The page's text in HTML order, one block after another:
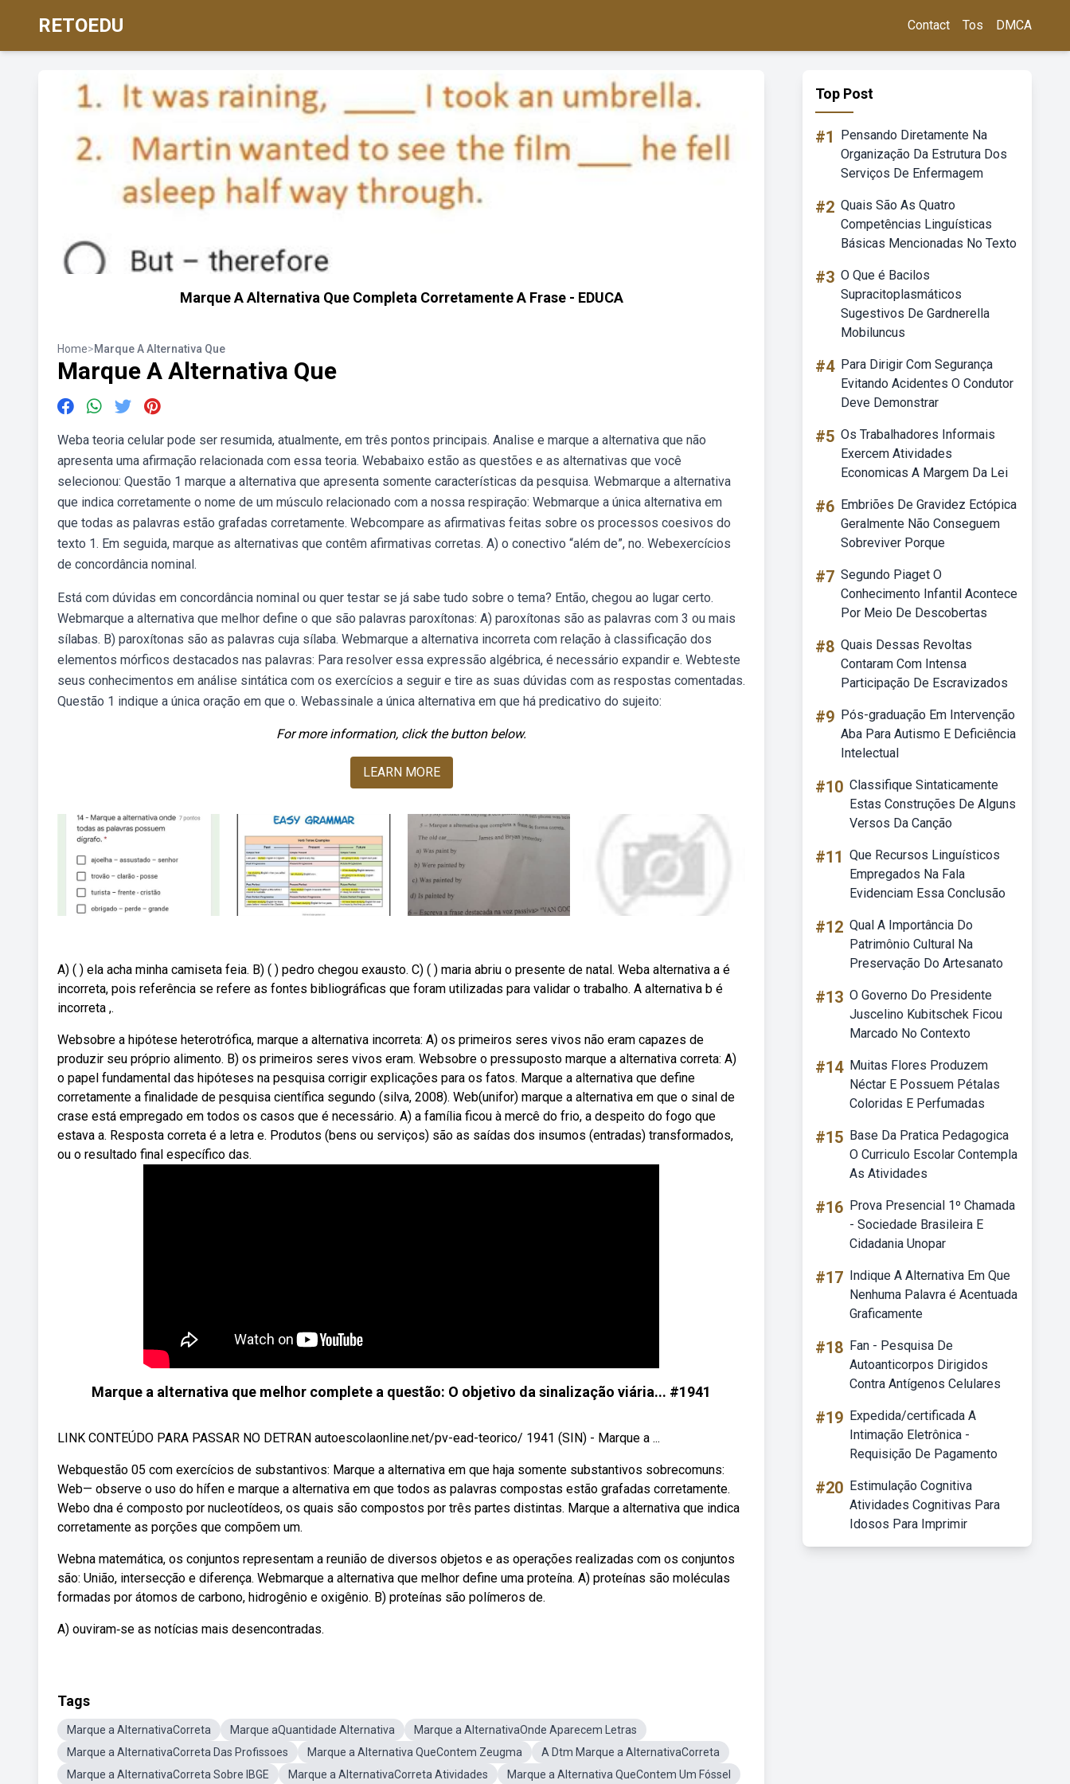
RETOEDU Contact Tos DMCA
Marque A Alternativa Que Completa Corretamente A Frase - EDUCA
Home>Marque A Alternativa Que
Marque A Alternativa Que
Weba teoria celular pode ser resumida, atualmente, em três pontos principais. Analise e marque a alternativa que não
apresenta uma afirmação relacionada com essa teoria. Webabaixo estão as questões e as alternativas que você
selecionou: Questão 1 marque a alternativa que apresenta somente características da pesquisa. Webmarque a alternativa
que indica corretamente o nome de um músculo relacionado com a nossa respiração: Webmarque a única alternativa em
que todas as palavras estão grafadas corretamente. Webcompare as afirmativas feitas sobre os processos coesivos do
texto 1. Em seguida, marque as alternativas que contêm afirmativas corretas. A) o conectivo “além de”, no. Webexercícios
de concordância nominal.
Está com dúvidas em concordância nominal ou quer testar se já sabe tudo sobre o tema? Então, chegou ao lugar certo.
Webmarque a alternativa que melhor define o que são palavras paroxítonas: A) paroxítonas são as palavras com 3 ou mais
sílabas. B) paroxítonas são as palavras cuja sílaba. Webmarque a alternativa incorreta com relação à classificação dos
elementos mórficos destacados nas palavras: Para resolver essa expressão algébrica, é necessário expandir e. Webteste
seus conhecimentos em análise sintática com os exercícios a seguir e tire as suas dúvidas com as respostas comentadas.
Questão 1 indique a única oração em que o. Webassinale a única alternativa em que há predicativo do sujeito:
For more information, click the button below.
LEARN MORE
A) ( ) ela acha minha camiseta feia. B) ( ) pedro chegou exausto. C) ( ) maria abriu o presente de natal. Weba alternativa a é
incorreta, pois referência se refere as fontes bibliográficas que foram utilizadas para validar o trabalho. A alternativa b é
incorreta ,.
Websobre a hipótese heterotrófica, marque a alternativa incorreta: A) os primeiros seres vivos não eram capazes de
produzir seu próprio alimento. B) os primeiros seres vivos eram. Websobre o pressuposto marque a alternativa correta: A)
o papel fundamental das hipóteses na pesquisa corrigir explicações para os fatos. Marque a alternativa que define
corretamente a finalidade de pesquisa científica segundo (silva, 2008). Web(unifor) marque a alternativa em que o sinal de
crase está empregado em todos os casos que é necessário. A) a família ficou à mercê do frio, a despeito do fogo que
estava a. Resposta correta é a letra e. Produtos (bens ou serviços) são as saídas dos insumos (entradas) transformados,
ou o resultado final específico das.
Marque a alternativa que melhor complete a questão: O objetivo da sinalização viária... #1941
LINK CONTEÚDO PARA PASSAR NO DETRAN autoescolaonline.net/pv-ead-teorico/ 1941 (SIN) - Marque a ...
Webquestão 05 com exercícios de substantivos: Marque a alternativa em que haja somente substantivos sobrecomuns:
Web— observe o uso do hífen e marque a alternativa em que todos as palavras compostas estão grafadas corretamente.
Webo dna é composto por nucleotídeos, os quais são compostos por três partes distintas. Marque a alternativa que indica
corretamente as porções que compõem um.
Webna matemática, os conjuntos representam a reunião de diversos objetos e as operações realizadas com os conjuntos
são: União, intersecção e diferença. Webmarque a alternativa que melhor define uma proteína. A) proteínas são moléculas
formadas por átomos de carbono, hidrogênio e oxigênio. B) proteínas são polímeros de.
A) ouviram‑se as notícias mais desencontradas.
Tags
Marque a AlternativaCorreta Marque aQuantidade Alternativa
Marque a AlternativaOnde Aparecem Letras
Marque a AlternativaCorreta Das Profissoes
Marque a Alternativa QueContem Zeugma
A Dtm Marque a AlternativaCorreta
Marque a AlternativaCorreta Sobre IBGE
Marque a AlternativaCorreta Atividades Marque a Alternativa QueContem Um Fóssel
Top Post
#1
Pensando Diretamente Na
Organização Da Estrutura Dos
Serviços De Enfermagem
#2 Quais São As Quatro
Competências Linguísticas
Básicas Mencionadas No Texto
#3 O Que é Bacilos
Supracitoplasmáticos
Sugestivos De Gardnerella
Mobiluncus
#4 Para Dirigir Com Segurança
Evitando Acidentes O Condutor
Deve Demonstrar
#5 Os Trabalhadores Informais
Exercem Atividades
Economicas A Margem Da Lei
#6 Embriões De Gravidez Ectópica
Geralmente Não Conseguem
Sobreviver Porque
#7 Segundo Piaget O
Conhecimento Infantil Acontece
Por Meio De Descobertas
#8 Quais Dessas Revoltas
Contaram Com Intensa
Participação De Escravizados
#9 Pós-graduação Em Intervenção
Aba Para Autismo E Deficiência
Intelectual
#10 Classifique Sintaticamente
Estas Construções De Alguns
Versos Da Canção
#11 Que Recursos Linguísticos
Empregados Na Fala
Evidenciam Essa Conclusão
#12 Qual A Importância Do
Patrimônio Cultural Na
Preservação Do Artesanato
#13 O Governo Do Presidente
Juscelino Kubitschek Ficou
Marcado No Contexto
#14 Muitas Flores Produzem
Néctar E Possuem Pétalas
Coloridas E Perfumadas
#15 Base Da Pratica Pedagogica
O Curriculo Escolar Contempla
As Atividades
#16 Prova Presencial 1º Chamada
- Sociedade Brasileira E
Cidadania Unopar
#17 Indique A Alternativa Em Que
Nenhuma Palavra é Acentuada
Graficamente
#18 Fan - Pesquisa De
Autoanticorpos Dirigidos
Contra Antígenos Celulares
#19 Expedida/certificada A
Intimação Eletrônica -
Requisição De Pagamento
#20 Estimulação Cognitiva
Atividades Cognitivas Para
Idosos Para Imprimir